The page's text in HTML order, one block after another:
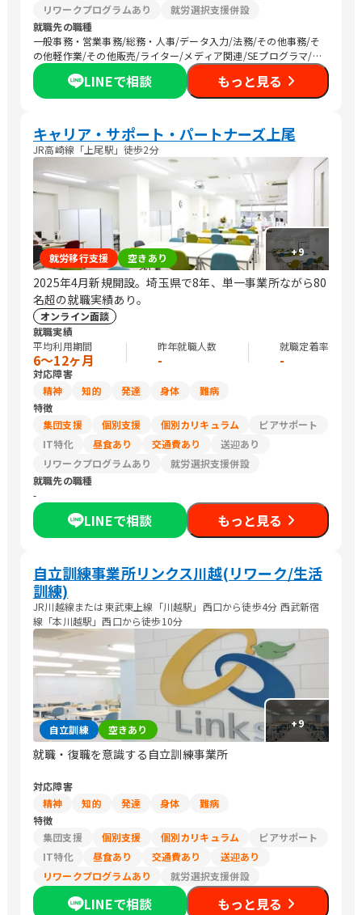
リワークプログラムあり
就労選択支援併設
就職先の職種
一般事務・営業事務/総務・人事/データ入力/法務/その他事務/そ
の他軽作業/その他販売/ライター/メディア関連/SEプログラマ/生
産・製造技術/生産・製造オペレーション/介護職員・ヘルパー/保
育士/清掃/警備/農作業
LINEで相談 もっと見る
キャリア・サポート・パートナーズ上尾
JR高崎線「上尾駅」徒歩2分
+9
就労移行支援 空きあり
2025年4月新規開設。埼玉県で8年、単一事業所ながら80
名超の就職実績あり。
オンライン面談
就職実績
平均利用期間
6〜12ヶ月
昨年就職人数
-
就職定着率
-
対応障害
精神
知的 発達 身体
難病
特徴
集団支援
個別支援 個別カリキュラム
ピアサポート
IT特化
昼食あり 交通費あり
送迎あり
リワークプログラムあり
就労選択支援併設
就職先の職種
-
LINEで相談 もっと見る
自立訓練事業所リンクス川越(リワーク/生活
訓練)
JR川越線または東武東上線「川越駅」西口から徒歩4分 西武新宿
線「本川越駅」西口から徒歩10分
+9
自立訓練 空きあり
就職・復職を意識する自立訓練事業所
対応障害
精神
知的 発達 身体
難病
特徴
集団支援
個別支援 個別カリキュラム
ピアサポート
IT特化
昼食あり 交通費あり
送迎あり
リワークプログラムあり
就労選択支援併設
LINEで相談 もっと見る